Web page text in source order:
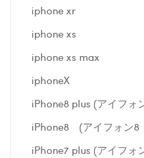
iphone xr
iphone xs
iphone xs max
iphoneX
iPhone8 plus (アイフ
iPhone8 (アイフォン
iPhone7 plus (アイフ